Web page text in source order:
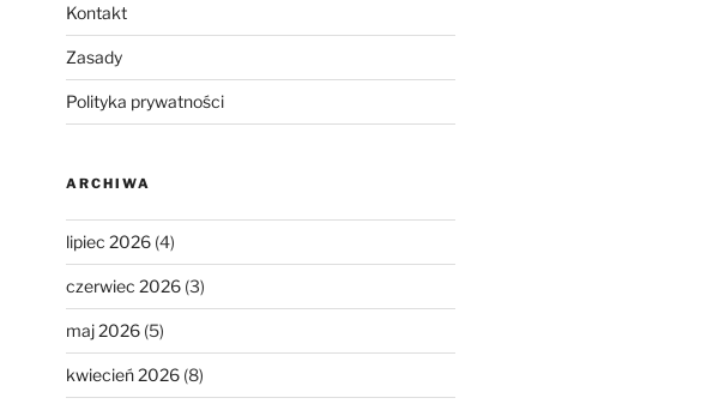
Kontakt
Zasady
Polityka prywatności
ARCHIWA
lipiec 2026(4)
czerwiec 2026(3)
maj 2026(5)
kwiecień 2026(8)